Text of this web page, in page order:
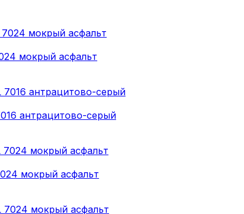
мокрый асфальт
антрацитово-серый
мокрый асфальт